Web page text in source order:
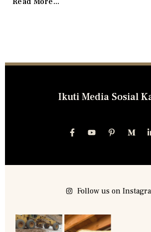
Ikuti Media Sosial
Follow us on